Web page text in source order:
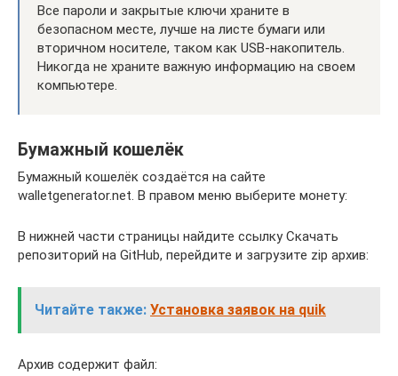
Все пароли и закрытые ключи храните в
безопасном месте, лучше на листе бумаги или
вторичном носителе, таком как USB-накопитель.
Никогда не храните важную информацию на своем
компьютере.
Бумажный кошелёк
Бумажный кошелёк создаётся на сайте
walletgenerator.net. В правом меню выберите монету:
В нижней части страницы найдите ссылку Скачать
репозиторий на GitHub, перейдите и загрузите zip архив:
Читайте также: Установка заявок на quik
Архив содержит файл: